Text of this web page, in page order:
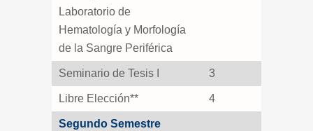
Laboratorio de
Hematología y Morfología
de la Sangre Periférica
Seminario de Tesis I 3
Libre Elección** 4
Segundo Semestre